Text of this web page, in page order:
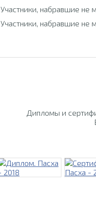
Участники, набравшие не
Участники, набравшие не
Дипломы и